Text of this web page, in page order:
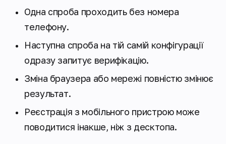
Одна спроба проходить без номера
телефону.
Наступна спроба на тій самій конфігурації
одразу запитує верифікацію.
Зміна браузера або мережі повністю змінює
результат.
Реєстрація з мобільного пристрою може
поводитися інакше, ніж з десктопа.